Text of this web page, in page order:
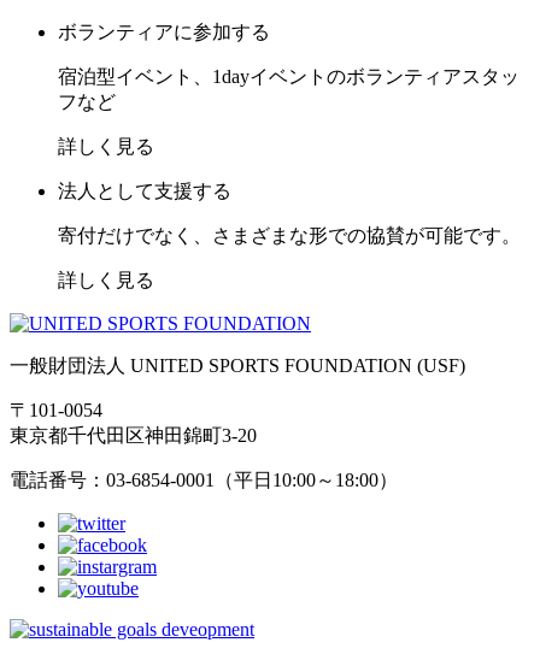
ボランティアに参加する
宿泊型イベント、1dayイベントのボランティアスタッ
フなど
詳しく見る
法人として支援する
寄付だけでなく、さまざまな形での協賛が可能です。
詳しく見る
一般財団法人 UNITED SPORTS FOUNDATION (USF)
〒101-0054
東京都千代田区神田錦町3-20
電話番号：03-6854-0001（平日10:00～18:00）